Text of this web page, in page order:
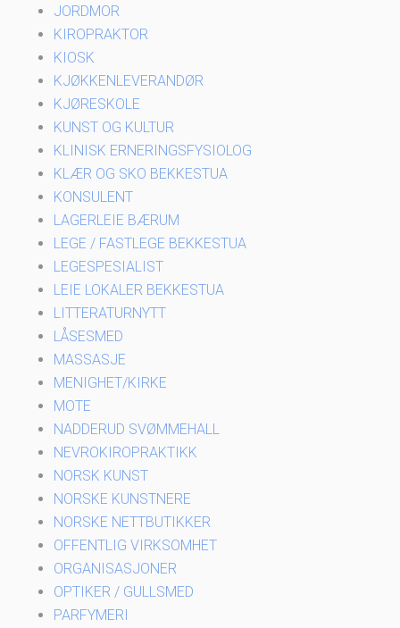
JORDMOR
KIROPRAKTOR
KIOSK
KJØKKENLEVERANDØR
KJØRESKOLE
KUNST OG KULTUR
KLINISK ERNERINGSFYSIOLOG
KLÆR OG SKO BEKKESTUA
KONSULENT
LAGERLEIE BÆRUM
LEGE / FASTLEGE BEKKESTUA
LEGESPESIALIST
LEIE LOKALER BEKKESTUA
LITTERATURNYTT
LÅSESMED
MASSASJE
MENIGHET/KIRKE
MOTE
NADDERUD SVØMMEHALL
NEVROKIROPRAKTIKK
NORSK KUNST
NORSKE KUNSTNERE
NORSKE NETTBUTIKKER
OFFENTLIG VIRKSOMHET
ORGANISASJONER
OPTIKER / GULLSMED
PARFYMERI